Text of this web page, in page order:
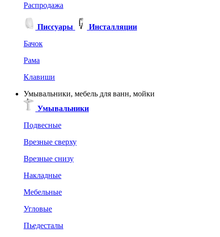
Распродажа
Писсуары
Инсталляции
Бачок
Рама
Клавиши
Умывальники, мебель для ванн, мойки
Умывальники
Подвесные
Врезные сверху
Врезные снизу
Накладные
Мебельные
Угловые
Пьедесталы